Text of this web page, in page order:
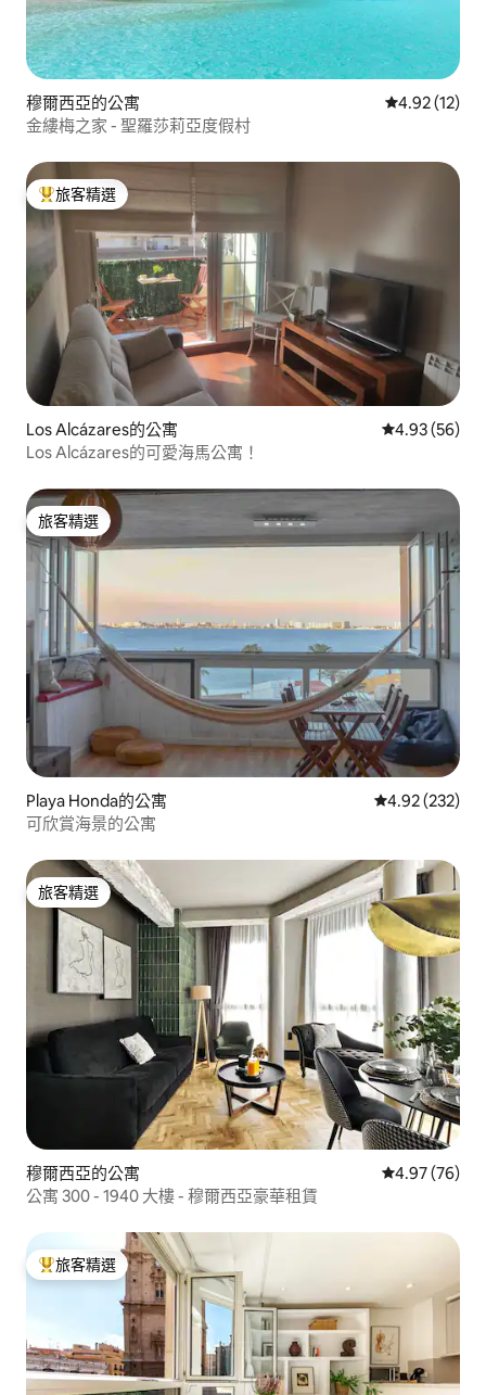
穆爾西亞的公寓 從 12 則評價
4.92 (12)
金縷梅之家 - 聖羅莎莉亞度假村
旅客精選榜首
旅客精選
Los Alcázares的公寓 從 56 則評價
4.93 (56)
Los Alcázares的可愛海馬公寓！
旅客精選
旅客精選
Playa Honda的公寓 從 232 則評價
4.92 (232)
可欣賞海景的公寓
旅客精選
旅客精選
穆爾西亞的公寓 從 76 則評價
4.97 (76)
公寓 300 - 1940 大樓 - 穆爾西亞豪華租賃
旅客精選榜首
旅客精選